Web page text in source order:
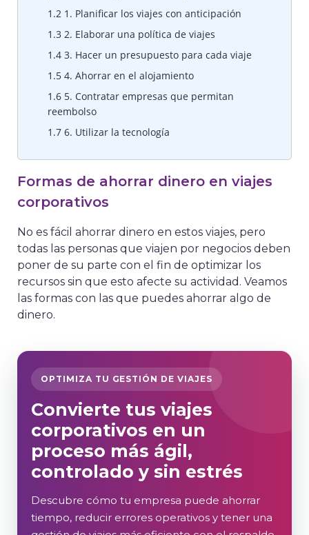
1.21. Planificar los viajes con anticipación
1.32. Elaborar una política de viajes
1.43. Hacer un presupuesto para cada viaje
1.54. Ahorrar en el alojamiento
1.65. Contratar empresas que permitan
reembolso
1.76. Utilizar la tecnología
Formas de ahorrar dinero en viajes
corporativos
No es fácil ahorrar dinero en estos viajes, pero
todas las personas que viajen por negocios deben
poner de su parte con el fin de optimizar los
recursos sin que esto afecte su actividad. Veamos
las formas con las que puedes ahorrar algo de
dinero.
OPTIMIZA TU GESTIÓN DE VIAJES
Convierte tus viajes
corporativos en un
proceso más ágil,
controlado y sin estrés
Descubre cómo tu empresa puede ahorrar
tiempo, reducir errores operativos y tener una